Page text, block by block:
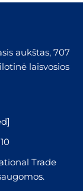
aukštas, 707
laisvosios
Trade